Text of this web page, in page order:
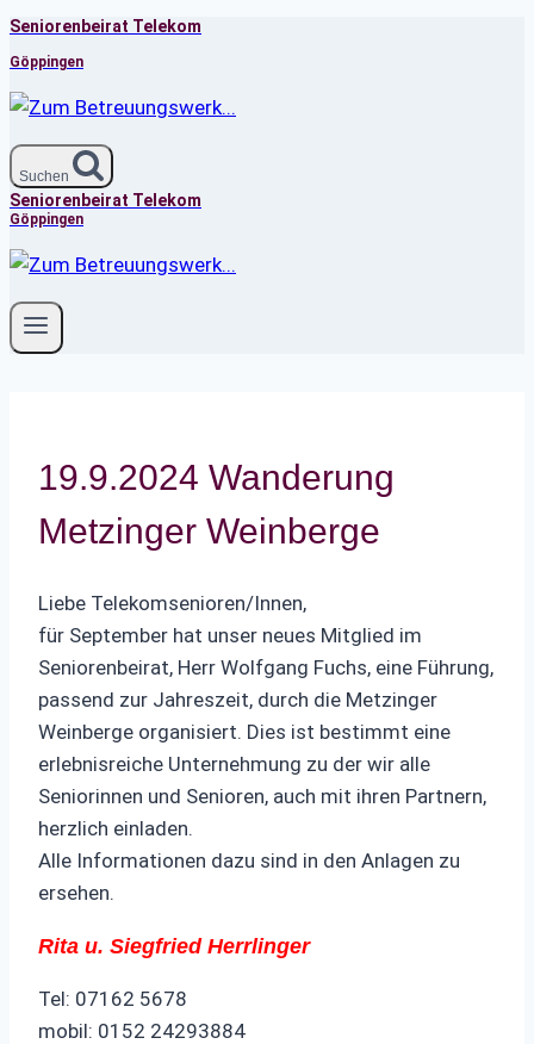
Zum
Inhalt
springen
Seniorenbeirat Telekom
Göppingen
Suchen
Seniorenbeirat Telekom
Göppingen
19.9.2024 Wanderung
Metzinger Weinberge
Liebe Telekomsenioren/Innen,
für September hat unser neues Mitglied im
Seniorenbeirat, Herr Wolfgang Fuchs, eine Führung,
passend zur Jahreszeit, durch die Metzinger
Weinberge organisiert. Dies ist bestimmt eine
erlebnisreiche Unternehmung zu der wir alle
Seniorinnen und Senioren, auch mit ihren Partnern,
herzlich einladen.
Alle Informationen dazu sind in den Anlagen zu
ersehen.
Rita u. Siegfried Herrlinger
Tel: 07162 5678
mobil: 0152 24293884